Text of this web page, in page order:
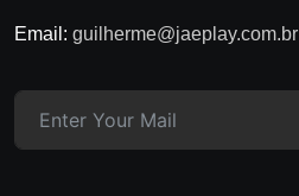
Email: guilherme@jaeplay.com.br